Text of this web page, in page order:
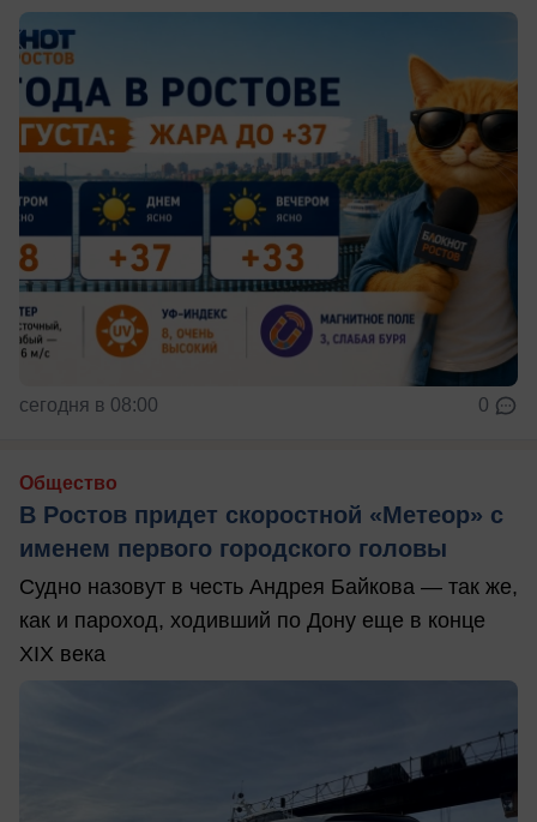
сегодня в 08:00 0
Общество
В Ростов придет скоростной «Метеор» с
именем первого городского головы
Судно назовут в честь Андрея Байкова — так же,
как и пароход, ходивший по Дону еще в конце
XIX века